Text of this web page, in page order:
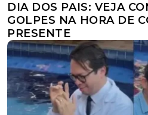
DIA DOS PAIS: VEJA
GOLPES NA HORA DE
PRESENTE